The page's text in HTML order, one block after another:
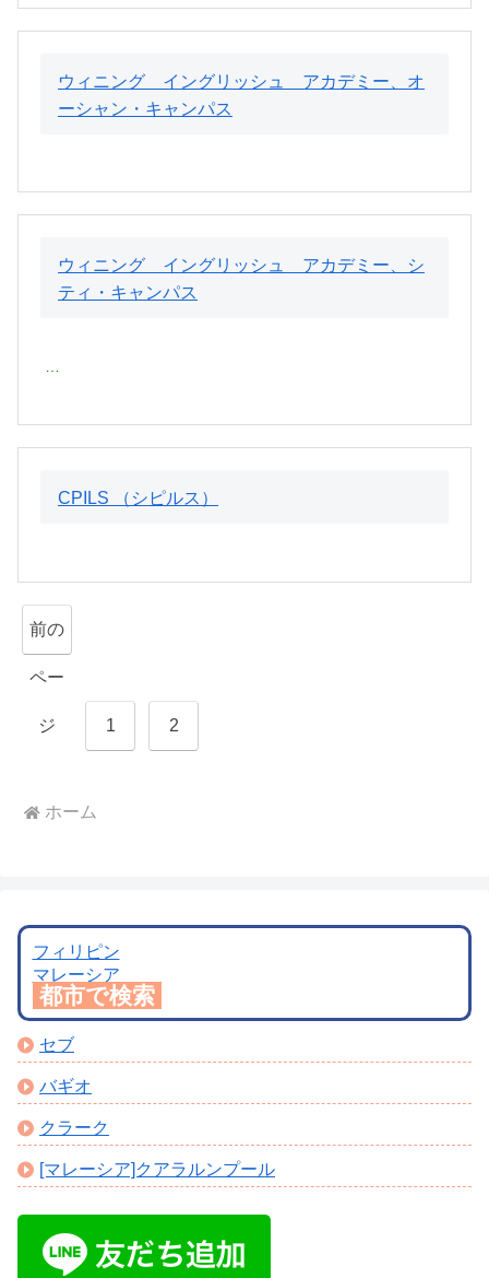
ウィニング イングリッシュ アカデミー、オ
ーシャン・キャンパス
ウィニング イングリッシュ アカデミー、シ
ティ・キャンパス
…
CPILS （シピルス）
Posts
Navigation
前の
ペー
ジ 1 2
ホーム
フィリピン
マレーシア
都市で検索
セブ
バギオ
クラーク
[マレーシア]クアラルンプール